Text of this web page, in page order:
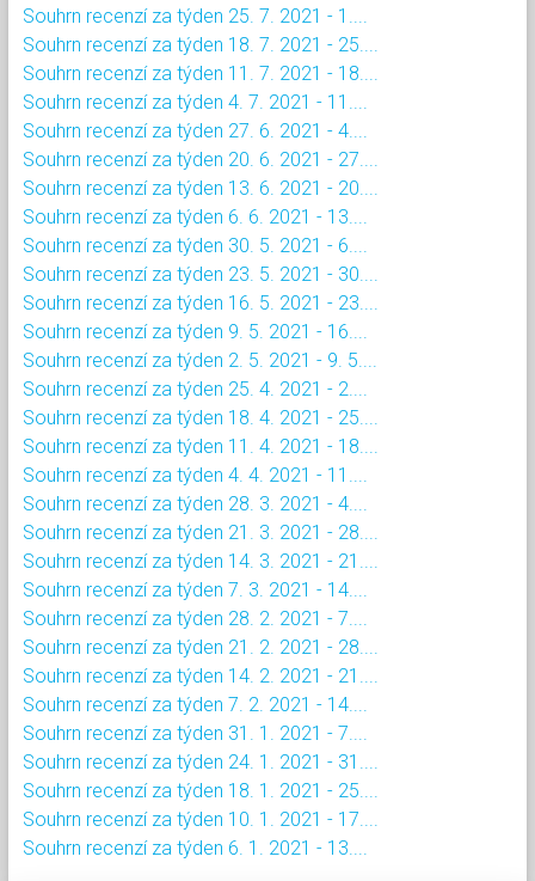
Souhrn recenzí za týden 25. 7. 2021 - 1....
Souhrn recenzí za týden 18. 7. 2021 - 25....
Souhrn recenzí za týden 11. 7. 2021 - 18....
Souhrn recenzí za týden 4. 7. 2021 - 11....
Souhrn recenzí za týden 27. 6. 2021 - 4....
Souhrn recenzí za týden 20. 6. 2021 - 27....
Souhrn recenzí za týden 13. 6. 2021 - 20....
Souhrn recenzí za týden 6. 6. 2021 - 13....
Souhrn recenzí za týden 30. 5. 2021 - 6....
Souhrn recenzí za týden 23. 5. 2021 - 30....
Souhrn recenzí za týden 16. 5. 2021 - 23....
Souhrn recenzí za týden 9. 5. 2021 - 16....
Souhrn recenzí za týden 2. 5. 2021 - 9. 5....
Souhrn recenzí za týden 25. 4. 2021 - 2....
Souhrn recenzí za týden 18. 4. 2021 - 25....
Souhrn recenzí za týden 11. 4. 2021 - 18....
Souhrn recenzí za týden 4. 4. 2021 - 11....
Souhrn recenzí za týden 28. 3. 2021 - 4....
Souhrn recenzí za týden 21. 3. 2021 - 28....
Souhrn recenzí za týden 14. 3. 2021 - 21....
Souhrn recenzí za týden 7. 3. 2021 - 14....
Souhrn recenzí za týden 28. 2. 2021 - 7....
Souhrn recenzí za týden 21. 2. 2021 - 28....
Souhrn recenzí za týden 14. 2. 2021 - 21....
Souhrn recenzí za týden 7. 2. 2021 - 14....
Souhrn recenzí za týden 31. 1. 2021 - 7....
Souhrn recenzí za týden 24. 1. 2021 - 31....
Souhrn recenzí za týden 18. 1. 2021 - 25....
Souhrn recenzí za týden 10. 1. 2021 - 17....
Souhrn recenzí za týden 6. 1. 2021 - 13....